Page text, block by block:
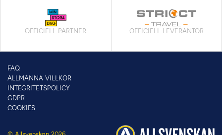
OFFICIELL PARTNER OFFICIELL LEVERANTÖR
FAQ
ALLMÄNNA VILLKOR
INTEGRITETSPOLICY
GDPR
COOKIES